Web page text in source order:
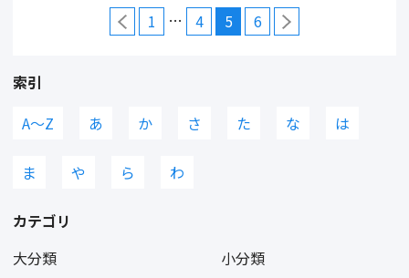
1 … 4 5 6
索引
A〜Z
あ か さ た な は
ま や ら わ
カテゴリ
大分類
小分類